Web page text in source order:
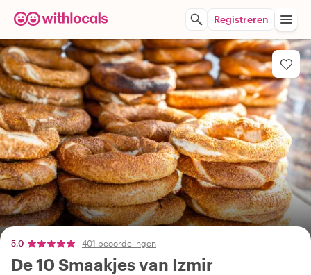
Registreren
5,0 401 beoordelingen
De 10 Smaakjes van Izmir